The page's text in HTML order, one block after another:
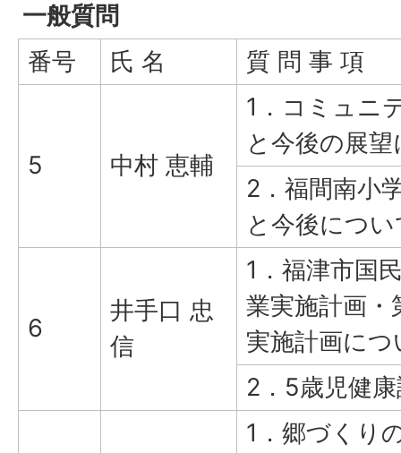
一般質問
番号
氏 名 質 問 事 項
5 中村 恵輔
1．コミュニ
と今後の展
2．福間南小
と今後につ
6
井手口 忠
信
1．福津市国
業実施計画・
実施計画につ
2．5歳児健
1．郷づくり